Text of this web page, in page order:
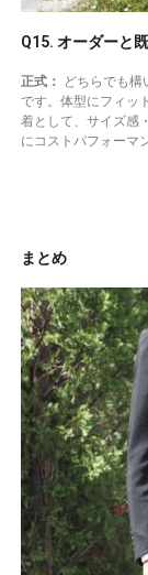
Q15. オーダーと
正式： どちらでも構
です。体型にフィッ
着として、サイズ感
にコストパフォーマ
まとめ